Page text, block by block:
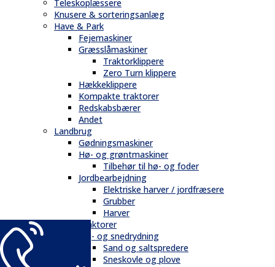
Teleskoplæssere
Knusere & sorteringsanlæg
Have & Park
Fejemaskiner
Græsslåmaskiner
Traktorklippere
Zero Turn klippere
Hækkeklippere
Kompakte traktorer
Redskabsbærer
Andet
Landbrug
Gødningsmaskiner
Hø- og grøntmaskiner
Tilbehør til hø- og foder
Jordbearbejdning
Elektriske harver / jordfræsere
Grubber
Harver
Traktorer
Vej- og snedrydning
Sand og saltspredere
Sneskovle og plove